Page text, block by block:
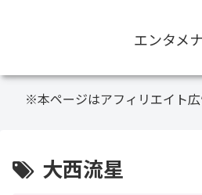
エンタメ
※本ページはアフィリエイト
大西流星